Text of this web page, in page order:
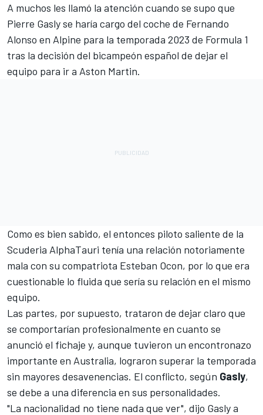
A muchos les llamó la atención cuando se supo que
Pierre Gaslyse haría cargo del coche de Fernando
Alonso en Alpine para la temporada 2023 de Formula 1
tras la decisión del bicampeón español de dejar el
equipo para ir a Aston Martin.
Como es bien sabido, el entonces piloto saliente de la
Scuderia AlphaTauri tenía una relación notoriamente
mala con su compatriota Esteban Ocon, por lo que era
cuestionable lo fluida que sería su relación en el mismo
equipo.
Las partes, por supuesto, trataron de dejar claro que
se comportarían profesionalmente en cuanto se
anunció el fichaje y, aunque tuvieron un encontronazo
importante en Australia, lograron superar la temporada
sin mayores desavenencias. El conflicto, según Gasly,
se debe a una diferencia en sus personalidades.
"La nacionalidad no tiene nada que ver", dijo Gasly a